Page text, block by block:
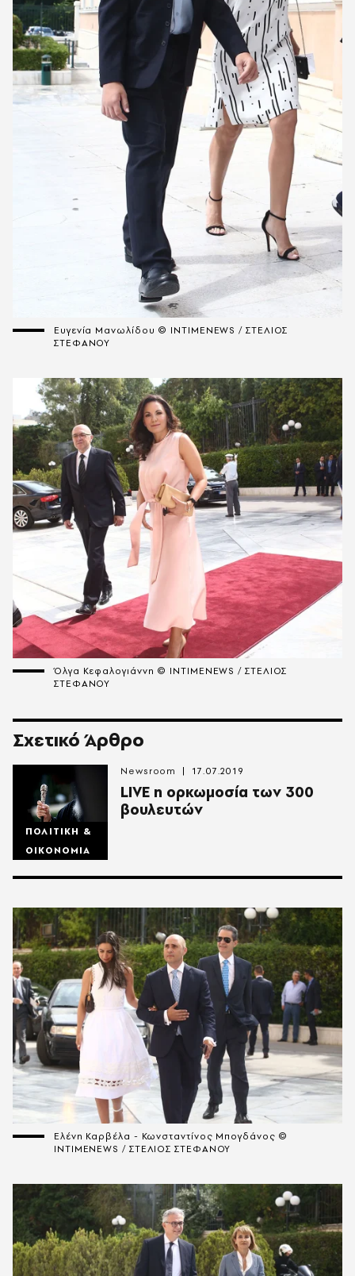
Ευγενία Μανωλίδου © INTIMENEWS / ΣΤΕΛΙΟΣ
ΣΤΕΦΑΝΟΥ
Όλγα Κεφαλογιάννη © INTIMENEWS / ΣΤΕΛΙΟΣ
ΣΤΕΦΑΝΟΥ
Σχετικό Άρθρο
ΠΟΛΙΤΙΚΗ &
ΟΙΚΟΝΟΜΙΑ
LIVE η ορκωμοσία των 300
βουλευτών
Newsroom 17.07.2019
Ελένη Καρβέλα - Κωνσταντίνος Μπογδάνος ©
INTIMENEWS / ΣΤΕΛΙΟΣ ΣΤΕΦΑΝΟΥ